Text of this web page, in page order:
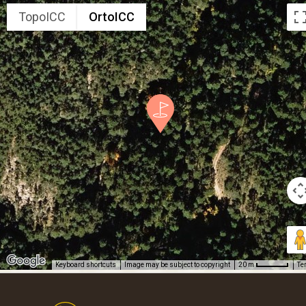
TopoICC OrtoICC
Keyboard shortcuts Image may be subject to copyright 20 m